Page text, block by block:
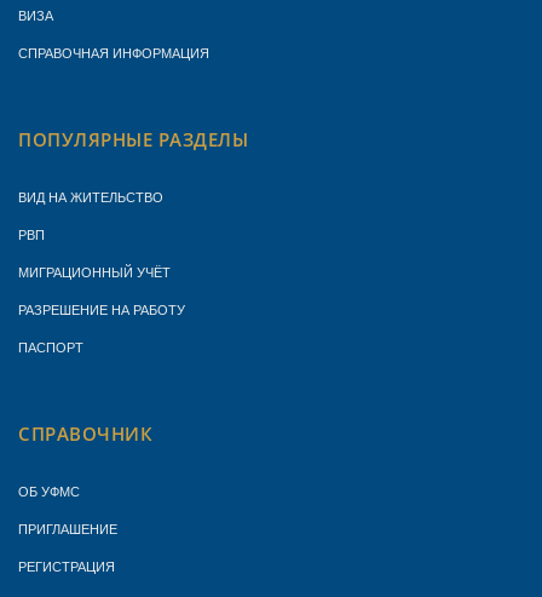
ВИЗА
СПРАВОЧНАЯ ИНФОРМАЦИЯ
ПОПУЛЯРНЫЕ РАЗДЕЛЫ
ВИД НА ЖИТЕЛЬСТВО
РВП
МИГРАЦИОННЫЙ УЧЁТ
РАЗРЕШЕНИЕ НА РАБОТУ
ПАСПОРТ
СПРАВОЧНИК
ОБ УФМС
ПРИГЛАШЕНИЕ
РЕГИСТРАЦИЯ